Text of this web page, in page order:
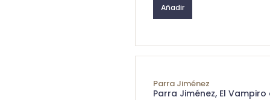
Añadir
Parra Jiménez
Parra Jiménez, El